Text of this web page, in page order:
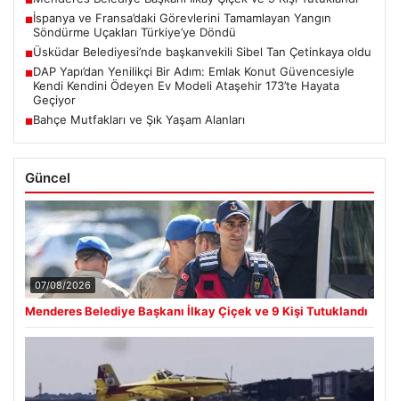
■İspanya ve Fransa’daki Görevlerini Tamamlayan Yangın
Söndürme Uçakları Türkiye’ye Döndü
■Üsküdar Belediyesi’nde başkanvekili Sibel Tan Çetinkaya oldu
■DAP Yapı’dan Yenilikçi Bir Adım: Emlak Konut Güvencesiyle
Kendi Kendini Ödeyen Ev Modeli Ataşehir 173’te Hayata
Geçiyor
■Bahçe Mutfakları ve Şık Yaşam Alanları
Güncel
07/08/2026
Menderes Belediye Başkanı İlkay Çiçek ve 9 Kişi Tutuklandı